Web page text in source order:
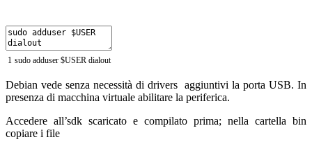
1 sudo adduser $USER dialout
Debian vede senza necessità di drivers aggiuntivi la porta USB. In
presenza di macchina virtuale abilitare la periferica.
Accedere all’sdk scaricato e compilato prima; nella cartella bin
copiare i file